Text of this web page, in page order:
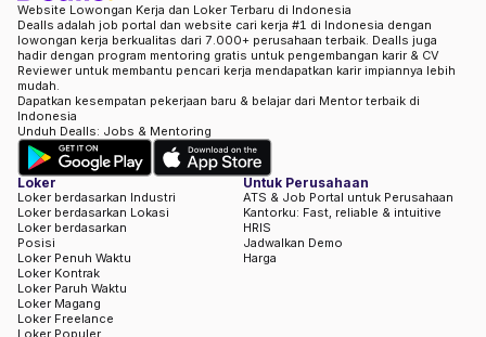
Website Lowongan Kerja dan Loker Terbaru di Indonesia
Dealls adalah job portal dan website cari kerja #1 di Indonesia dengan
lowongan kerja berkualitas dari 7.000+ perusahaan terbaik. Dealls juga
hadir dengan program mentoring gratis untuk pengembangan karir & CV
Reviewer untuk membantu pencari kerja mendapatkan karir impiannya lebih
mudah.
Dapatkan kesempatan pekerjaan baru & belajar dari Mentor terbaik di
Indonesia
Unduh Dealls: Jobs & Mentoring
Loker
Loker berdasarkan Industri
Loker berdasarkan Lokasi
Loker berdasarkan
Posisi
Loker Penuh Waktu
Loker Kontrak
Loker Paruh Waktu
Loker Magang
Loker Freelance
Loker Populer
Untuk Perusahaan
ATS & Job Portal untuk Perusahaan
Kantorku: Fast, reliable & intuitive
HRIS
Jadwalkan Demo
Harga